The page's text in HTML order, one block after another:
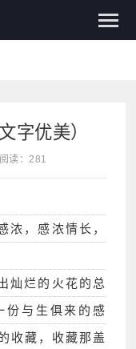
字优美）
阅读：281
浓，感浓情长，
灿烂的火花的总
份与生俱来的感
收藏，收藏那盖